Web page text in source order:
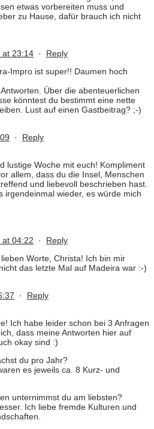
etwas vorbereiten muss und
zu Hause, dafür brauch ich nicht
at 23:14 · Reply
Impro ist super!! Daumen hoch
Über die abenteuerlichen
könntest du bestimmt eine nette
Lust auf einen Gastbeitrag? ;-)
· Reply
lustige Woche mit euch! Kompliment
allem, dass du die Insel, Menschen
und liebevoll beschrieben hast.
irgendeinmal wieder, es würde mich
04:22 · Reply
Worte, Christa! Ich bin mir
das letzte Mal auf Madeira war :-)
· Reply
Ich habe leider schon bei 3 Anfragen
dass meine Antworten hier auf
okay sind :)
du pro Jahr?
es jeweils ca. 8 Kurz- und
unternimmst du am liebsten?
Ich liebe fremde Kulturen und